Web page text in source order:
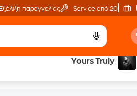
Εξέλιξη παραγγελίας Service από 20'
Yours Truly